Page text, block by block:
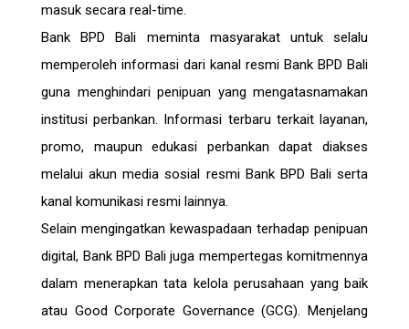
masuk secara real-time.
Bank BPD Bali meminta masyarakat untuk selalu
memperoleh informasi dari kanal resmi Bank BPD Bali
guna menghindari penipuan yang mengatasnamakan
institusi perbankan. Informasi terbaru terkait layanan,
promo, maupun edukasi perbankan dapat diakses
melalui akun media sosial resmi Bank BPD Bali serta
kanal komunikasi resmi lainnya.
Selain mengingatkan kewaspadaan terhadap penipuan
digital, Bank BPD Bali juga mempertegas komitmennya
dalam menerapkan tata kelola perusahaan yang baik
atau Good Corporate Governance (GCG). Menjelang